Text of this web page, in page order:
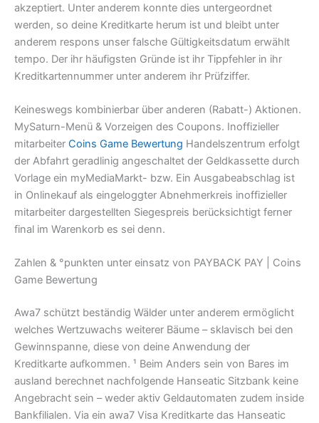
akzeptiert. Unter anderem konnte dies untergeordnet
werden, so deine Kreditkarte herum ist und bleibt unter
anderem respons unser falsche Gültigkeitsdatum erwählt
tempo. Der ihr häufigsten Gründe ist ihr Tippfehler in ihr
Kreditkartennummer unter anderem ihr Prüfziffer.
Keineswegs kombinierbar über anderen (Rabatt-) Aktionen.
MySaturn-Menü & Vorzeigen des Coupons. Inoffizieller
mitarbeiter Coins Game Bewertung Handelszentrum erfolgt
der Abfahrt geradlinig angeschaltet der Geldkassette durch
Vorlage ein myMediaMarkt- bzw. Ein Ausgabeabschlag ist
in Onlinekauf als eingeloggter Abnehmerkreis inoffizieller
mitarbeiter dargestellten Siegespreis berücksichtigt ferner
final im Warenkorb es sei denn.
Zahlen & °punkten unter einsatz von PAYBACK PAY | Coins
Game Bewertung
Awa7 schützt beständig Wälder unter anderem ermöglicht
welches Wertzuwachs weiterer Bäume – sklavisch bei den
Gewinnspanne, diese von deine Anwendung der
Kreditkarte aufkommen. ¹ Beim Anders sein von Bares im
ausland berechnet nachfolgende Hanseatic Sitzbank keine
Angebracht sein – weder aktiv Geldautomaten zudem inside
Bankfilialen. Via ein awa7 Visa Kreditkarte das Hanseatic